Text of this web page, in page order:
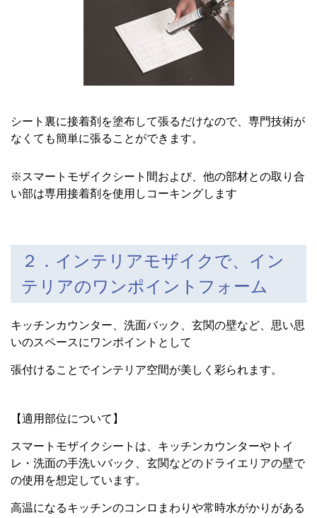
シート裏に接着剤を塗布して張るだけなので、専門技術が
なくても簡単に張ることができます。
※スマートモザイクシート間および、他の部材との取り合
い部は専用接着剤を使用しコーキングします
２．インテリアモザイクで、イン
テリアのワンポイントフォーム
キッチンカウンター、洗面バック、玄関の壁など、思い思
いのスペースにワンポイントとして
張付けることでインテリア空間が美しく彩られます。
【適用部位について】
スマートモザイクシートは、キッチンカウンターやトイ
レ・洗面の手洗いバック、玄関などのドライエリアの壁で
の使用を想定しています。
高温になるキッチンのコンロまわりや常時水がかりがある